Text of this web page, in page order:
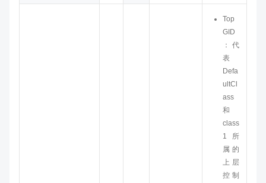
Top
GID
：代
表
Defa
ultCl
ass
和
class
1所
属的
上层
控制